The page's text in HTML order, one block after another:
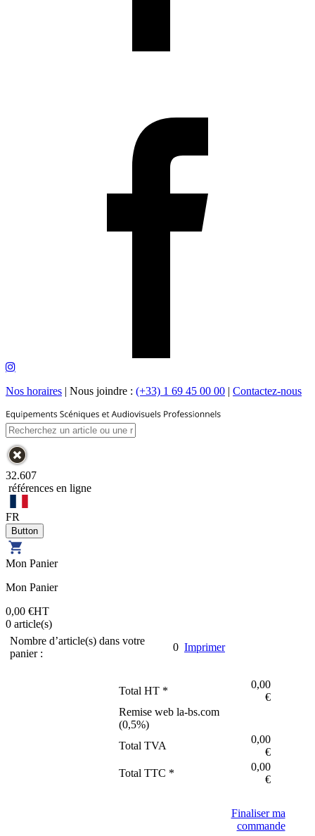
Nos horaires | Nous joindre : (+33) 1 69 45 00 00 | Contactez-nous
32.607
références en ligne
FR
Mon Panier
Mon Panier
0,00 €HT
0 article(s)
Nombre d’article(s) dans votre
panier :
0 Imprimer
Total HT *
0,00
€
Remise web la-bs.com
(0,5%)
Total TVA
0,00
€
Total TTC *
0,00
€
Finaliser ma
commande